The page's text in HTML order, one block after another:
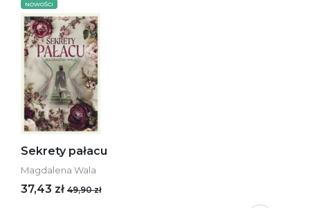
NOWOŚCI
Sekrety pałacu
Magdalena Wala
37,43 zł 49,90 zł